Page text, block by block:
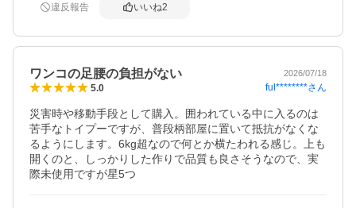
違反報告 いいね2
ワンコの足腰の負担がない 2026/07/18
5.0 ful********さん
災害時や移動手段として購入。囲われている中に入るのは
苦手なトイプーですが、普段柄部屋に置いて抵抗がなくな
るようにします。6kg超なので何とか横たわれる感じ。上も
開くのと、しっかりした作りで品質も良さそうなので、実
際未使用ですが星5つ